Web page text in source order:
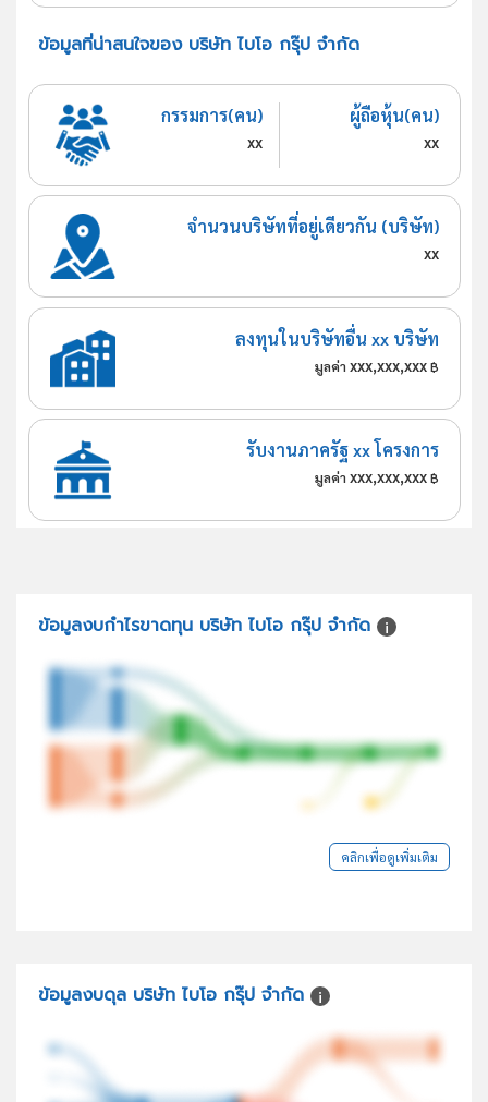
ข้อมูลที่น่าสนใจของ บริษัท ไบโอ กรุ๊ป จำกัด
กรรมการ(คน)
xx
ผู้ถือหุ้น(คน)
xx
จำนวนบริษัทที่อยู่เดียวกัน (บริษัท)
xx
ลงทุนในบริษัทอื่น xx บริษัท
มูลค่า xxx,xxx,xxx ฿
รับงานภาครัฐ xx โครงการ
มูลค่า xxx,xxx,xxx ฿
ข้อมูลงบกำไรขาดทุน บริษัท ไบโอ กรุ๊ป จำกัด
คลิกเพื่อดูเพิ่มเติม
ข้อมูลงบดุล บริษัท ไบโอ กรุ๊ป จำกัด